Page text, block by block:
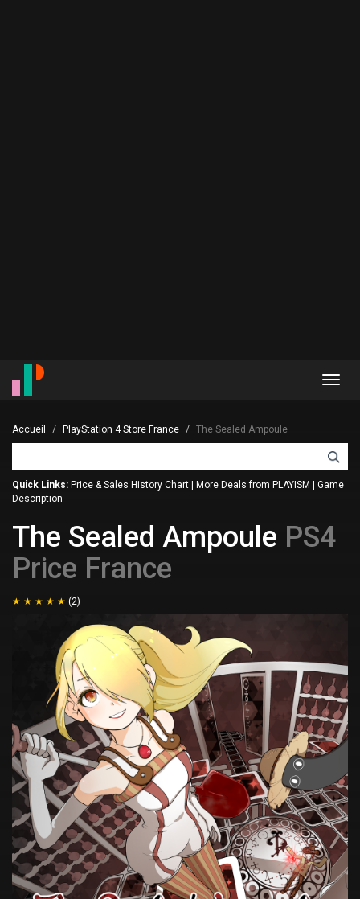
Accueil PlayStation 4 Store France The Sealed Ampoule
Quick Links: Price & Sales History Chart More Deals from PLAYISM
Game
Description
The Sealed Ampoule PS4
Price France
(2)